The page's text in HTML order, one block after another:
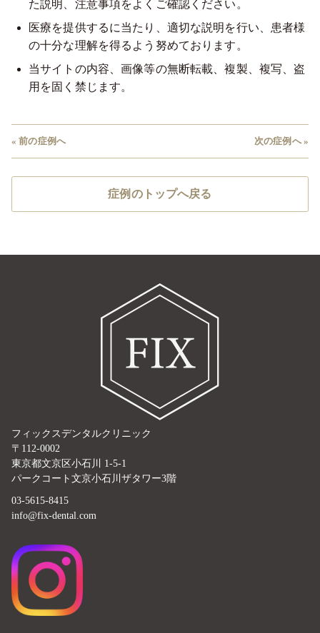
た説明、注意事項をよくご確認ください。
医療を提供するに当たり、適切な説明を行い、患者様
の十分な理解を得るよう努めております。
当サイトの内容、画像等の無断転載、複製、複写、盗
用を固く禁じます。
« 前の症例へ 次の症例へ »
症例のトップへ戻る
フィックスデンタルクリニック
〒112-0002
東京都文京区小石川 1-5-1
パークコート文京小石川ザタワー3階
03-5615-8415
info@fix-dental.com